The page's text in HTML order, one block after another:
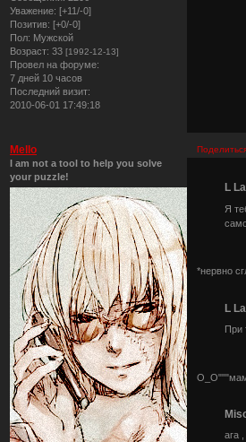
Уважение: [+11/-0]
Позитив: [+0/-0]
Пол: Мужской
Возраст: 33 [1992-12-13]
Провел на форуме:
7 дней 10 часов
Последний визит:
2010-06-01 17:49:18
Mello
I am not a tool to help you solve
your puzzle!
L
Я
*нервно
L
При
ага